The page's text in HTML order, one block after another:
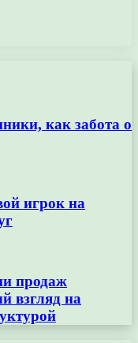
как забота о
игрок на
продаж
взгляд на